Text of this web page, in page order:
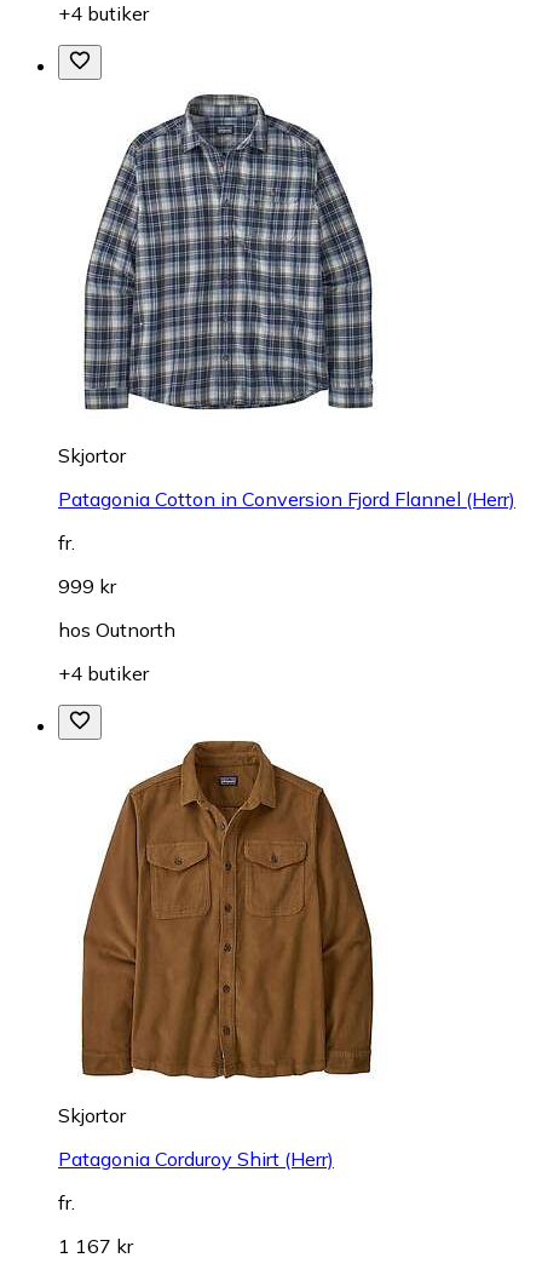
+4 butiker
Skjortor
Patagonia Cotton in Conversion Fjord Flannel (Herr)
fr.
999 kr
hos Outnorth
+4 butiker
Skjortor
Patagonia Corduroy Shirt (Herr)
fr.
1 167 kr